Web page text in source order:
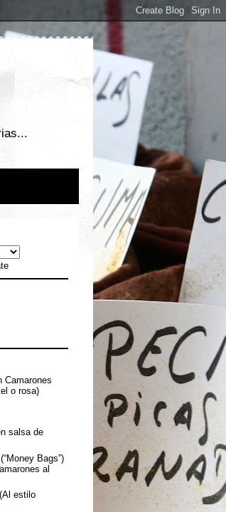
Camarones
o rosa)
salsa de
Bags”)
al
estilo